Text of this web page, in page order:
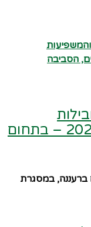
והמשפיעות ברעננה לשנת 2026 – בתחום
ברעננה, במסגרת